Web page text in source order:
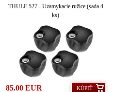
THULE 527 - Uzamykacie ružice (sada 4
ks)
85.00 EUR KÚPIŤ